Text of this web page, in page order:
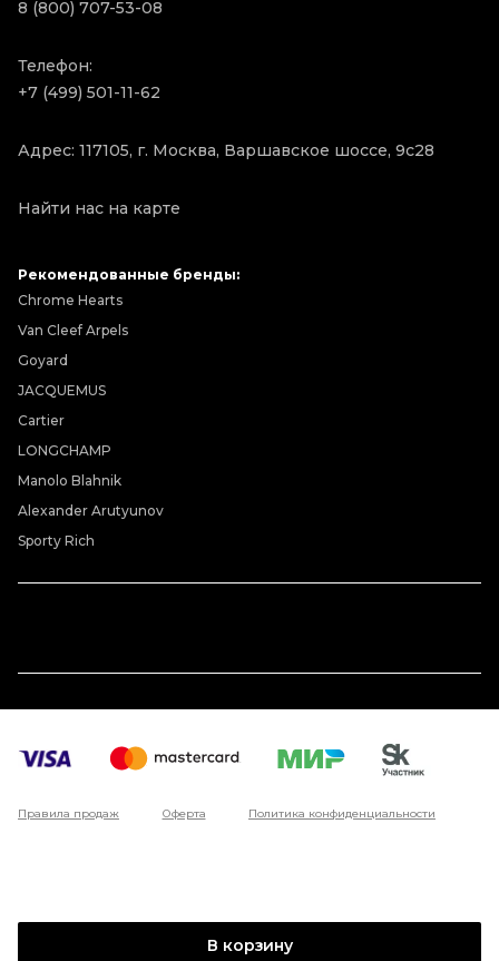
В корзину
8 (800) 707-53-08
Телефон:
+7 (499) 501-11-62
Адрес: 117105, г. Москва, Варшавское шоссе, 9с28
Найти нас на карте
Рекомендованные бренды:
Chrome Hearts
Van Cleef Arpels
Goyard
JACQUEMUS
Cartier
LONGCHAMP
Manolo Blahnik
Alexander Arutyunov
Sporty Rich
Правила продаж Оферта Политика конфиденциальности